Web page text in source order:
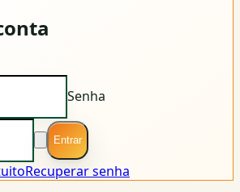
Senha
Entrar
Recuperar senha